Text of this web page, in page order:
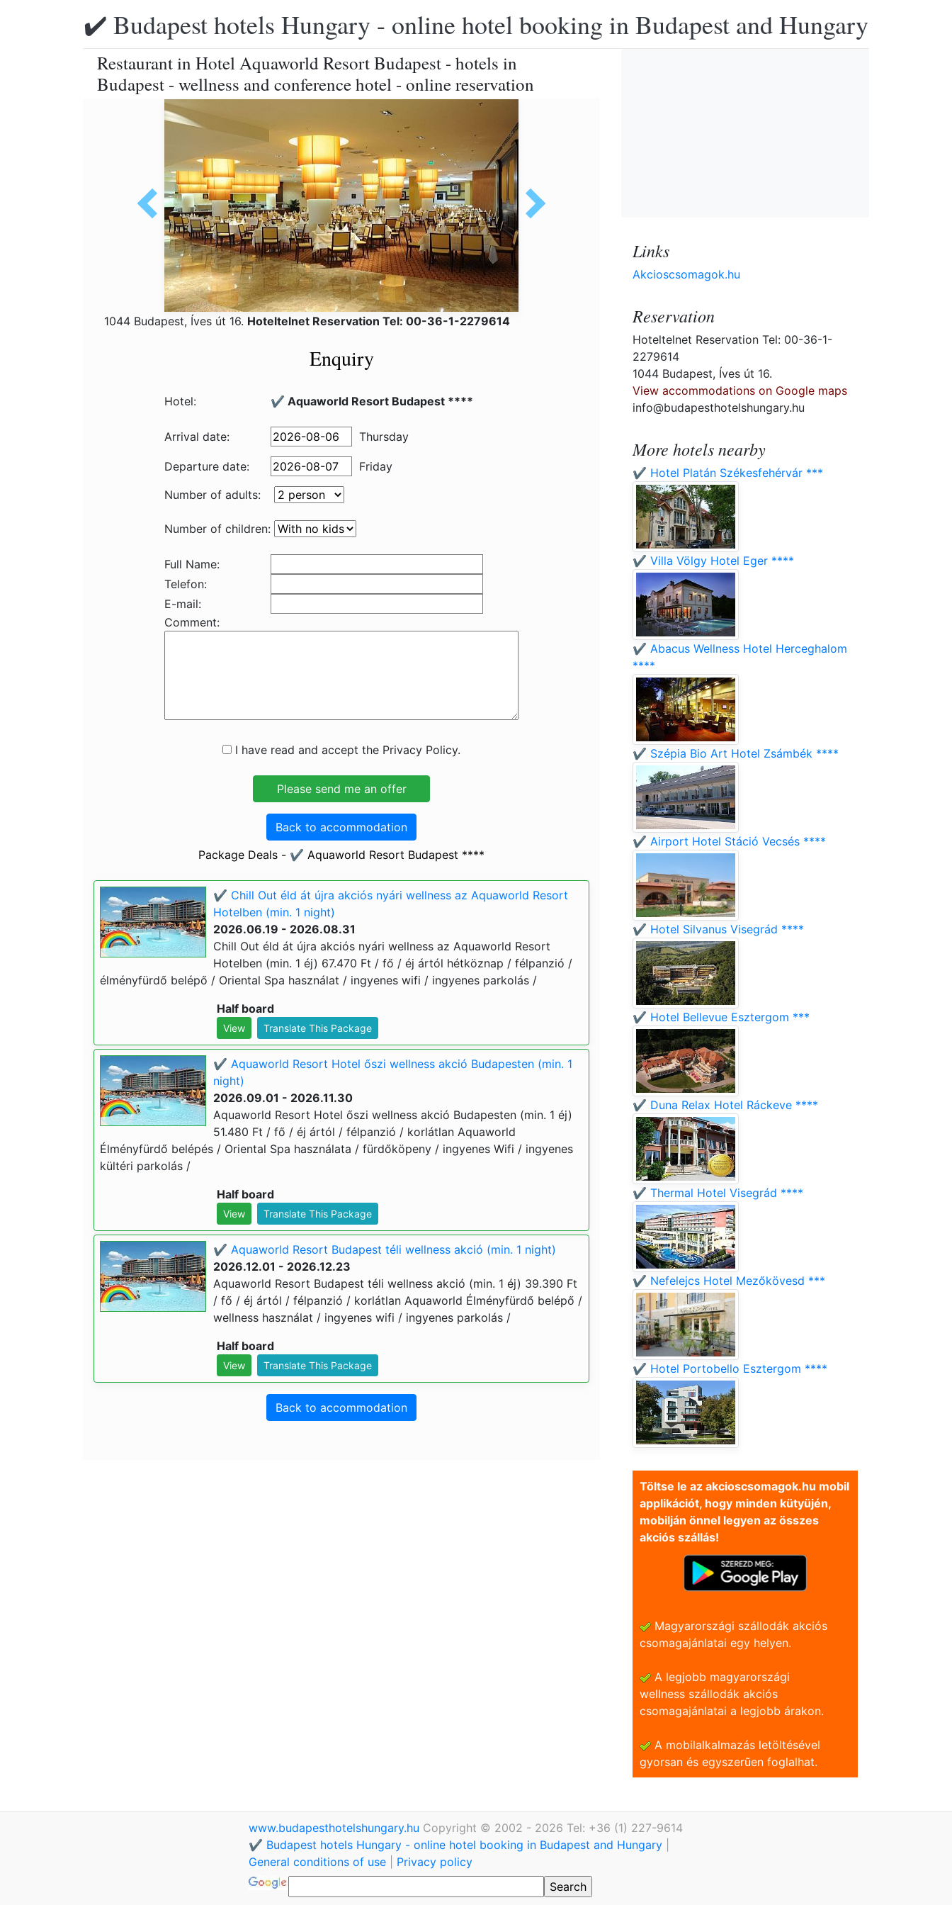
✔️ Budapest hotels Hungary - online hotel booking in Budapest and Hungary
Restaurant in Hotel Aquaworld Resort Budapest - hotels in
Budapest - wellness and conference hotel - online reservation
1044 Budapest, Íves út 16. Hoteltelnet Reservation Tel: 00-36-1-2279614
Enquiry
Hotel: ✔️ Aquaworld Resort Budapest ****
Arrival date: Thursday
Departure date:
Friday
Number of adults:
Number of children:
Full Name:
Telefon:
E-mail:
Comment:
I have read and accept the Privacy Policy.
Back to accommodation
Package Deals - ✔️ Aquaworld Resort Budapest ****
✔️ Chill Out éld át újra akciós nyári wellness az Aquaworld Resort
Hotelben (min. 1 night)
2026.06.19 - 2026.08.31
Chill Out éld át újra akciós nyári wellness az Aquaworld Resort
Hotelben (min. 1 éj) 67.470 Ft / fő / éj ártól hétköznap / félpanzió /
élményfürdő belépő / Oriental Spa használat / ingyenes wifi / ingyenes parkolás /
Half board
View Translate This Package
✔️ Aquaworld Resort Hotel őszi wellness akció Budapesten (min. 1
night)
2026.09.01 - 2026.11.30
Aquaworld Resort Hotel őszi wellness akció Budapesten (min. 1 éj)
51.480 Ft / fő / éj ártól / félpanzió / korlátlan Aquaworld
Élményfürdő belépés / Oriental Spa használata / fürdőköpeny / ingyenes Wifi / ingyenes
kültéri parkolás /
Half board
View Translate This Package
✔️ Aquaworld Resort Budapest téli wellness akció (min. 1 night)
2026.12.01 - 2026.12.23
Aquaworld Resort Budapest téli wellness akció (min. 1 éj) 39.390 Ft
/ fő / éj ártól / félpanzió / korlátlan Aquaworld Élményfürdő belépő /
wellness használat / ingyenes wifi / ingyenes parkolás /
Half board
View Translate This Package
Back to accommodation
Links
Akcioscsomagok.hu
Reservation
Hoteltelnet Reservation Tel: 00-36-1-
2279614
1044 Budapest, Íves út 16.
View accommodations on Google maps
info@budapesthotelshungary.hu
More hotels nearby
✔️ Hotel Platán Székesfehérvár ***
✔️ Villa Völgy Hotel Eger ****
✔️ Abacus Wellness Hotel Herceghalom
****
✔️ Szépia Bio Art Hotel Zsámbék ****
✔️ Airport Hotel Stáció Vecsés ****
✔️ Hotel Silvanus Visegrád ****
✔️ Hotel Bellevue Esztergom ***
✔️ Duna Relax Hotel Ráckeve ****
✔️ Thermal Hotel Visegrád ****
✔️ Nefelejcs Hotel Mezőkövesd ***
✔️ Hotel Portobello Esztergom ****
Töltse le az akcioscsomagok.hu mobil
applikációt, hogy minden kütyüjén,
mobilján önnel legyen az összes
akciós szállás!
Magyarországi szállodák akciós
csomagajánlatai egy helyen.
A legjobb magyarországi
wellness szállodák akciós
csomagajánlatai a legjobb árakon.
A mobilalkalmazás letöltésével
gyorsan és egyszerũen foglalhat.
www.budapesthotelshungary.hu Copyright © 2002 - 2026 Tel: +36 (1) 227-9614
✔️ Budapest hotels Hungary - online hotel booking in Budapest and Hungary
General conditions of use
Privacy policy